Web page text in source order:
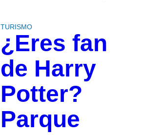
TURISMO
¿Eres fan
de Harry
Potter?
Parque